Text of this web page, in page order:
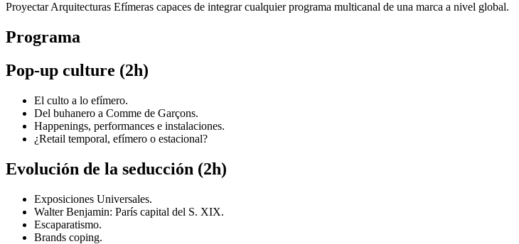
Proyectar Arquitecturas Efímeras capaces de integrar cualquier programa multicanal de una marca a nivel global.
Programa
Pop-up culture (2h)
El culto a lo efímero.
Del buhanero a Comme de Garçons.
Happenings, performances e instalaciones.
¿Retail temporal, efímero o estacional?
Evolución de la seducción (2h)
Exposiciones Universales.
Walter Benjamin: París capital del S. XIX.
Escaparatismo.
Brands coping.